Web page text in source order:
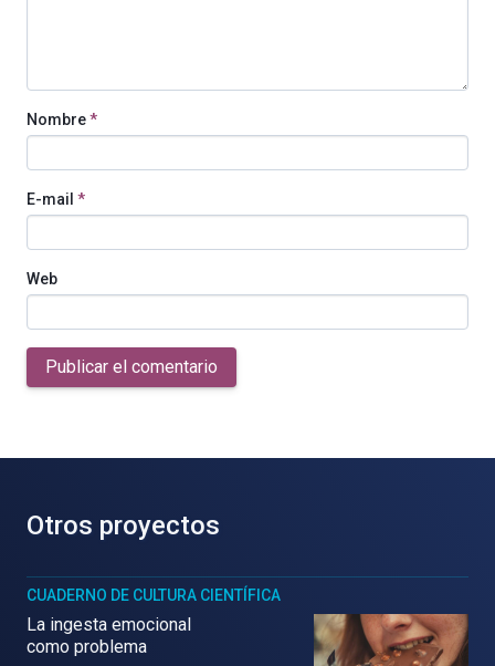
Nombre*
E-mail *
Web
Publicar el comentario
Otros proyectos
CUADERNO DE CULTURA CIENTÍFICA
La ingesta emocional
como problema